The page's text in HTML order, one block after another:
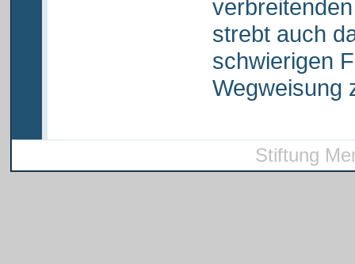
strebt auch
schwierigen
Wegweisung
Stiftung